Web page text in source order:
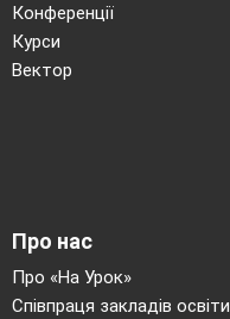
Конференції
Курси
Вектор
Про нас
Про «На Урок»
Співпраця закладів освіти